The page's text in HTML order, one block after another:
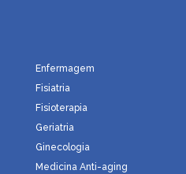
Enfermagem
Fisiatria
Fisioterapia
Geriatria
Ginecologia
Medicina Anti-aging